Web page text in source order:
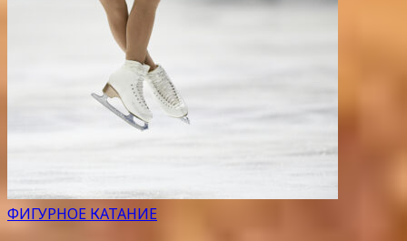
ФИГУРНОЕ КАТАНИЕ